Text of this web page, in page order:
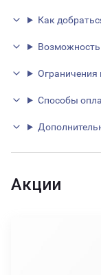
Как
Ограничения
Способы
Акции